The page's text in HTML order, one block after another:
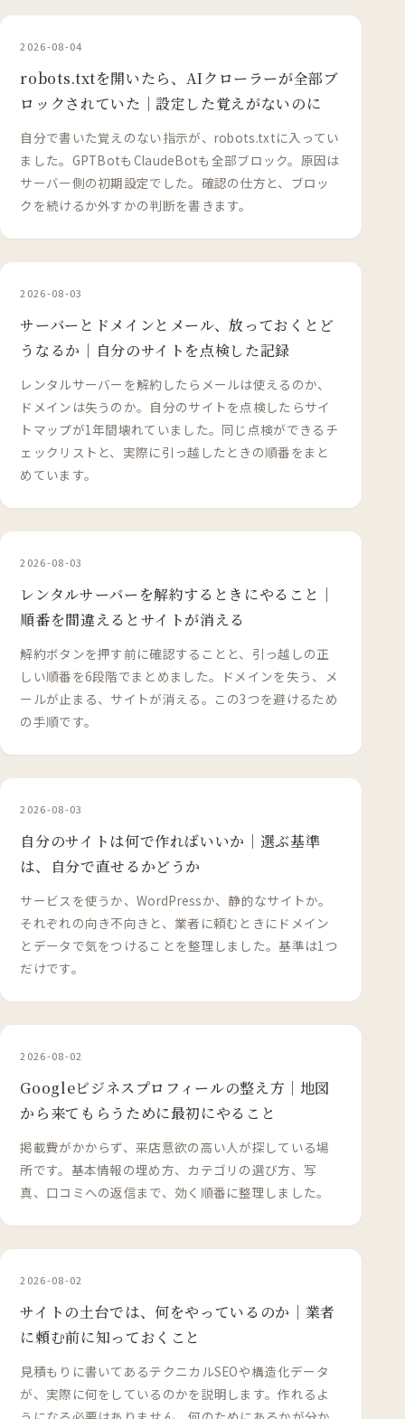
2026-08-04
robots.txtを開いたら、AIクローラーが全部ブ
ロックされていた｜設定した覚えがないのに
自分で書いた覚えのない指示が、robots.txtに入ってい
ました。GPTBotもClaudeBotも全部ブロック。原因は
サーバー側の初期設定でした。確認の仕方と、ブロッ
クを続けるか外すかの判断を書きます。
2026-08-03
サーバーとドメインとメール、放っておくとど
うなるか｜自分のサイトを点検した記録
レンタルサーバーを解約したらメールは使えるのか、
ドメインは失うのか。自分のサイトを点検したらサイ
トマップが1年間壊れていました。同じ点検ができるチ
ェックリストと、実際に引っ越したときの順番をまと
めています。
2026-08-03
レンタルサーバーを解約するときにやること｜
順番を間違えるとサイトが消える
解約ボタンを押す前に確認することと、引っ越しの正
しい順番を6段階でまとめました。ドメインを失う、メ
ールが止まる、サイトが消える。この3つを避けるため
の手順です。
2026-08-03
自分のサイトは何で作ればいいか｜選ぶ基準
は、自分で直せるかどうか
サービスを使うか、WordPressか、静的なサイトか。
それぞれの向き不向きと、業者に頼むときにドメイン
とデータで気をつけることを整理しました。基準は1つ
だけです。
2026-08-02
Googleビジネスプロフィールの整え方｜地図
から来てもらうために最初にやること
掲載費がかからず、来店意欲の高い人が探している場
所です。基本情報の埋め方、カテゴリの選び方、写
真、口コミへの返信まで、効く順番に整理しました。
2026-08-02
サイトの土台では、何をやっているのか｜業者
に頼む前に知っておくこと
見積もりに書いてあるテクニカルSEOや構造化データ
が、実際に何をしているのかを説明します。作れるよ